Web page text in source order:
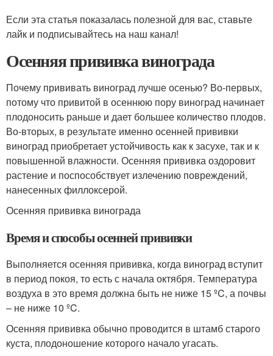
Если эта статья показалась полезной для вас, ставьте
лайк и подписывайтесь на наш канал!
Осенняя прививка винограда
Почему прививать виноград лучше осенью? Во-первых,
потому что привитой в осеннюю пору виноград начинает
плодоносить раньше и дает большее количество плодов.
Во-вторых, в результате именно осенней прививки
виноград приобретает устойчивость как к засухе, так и к
повышенной влажности. Осенняя прививка оздоровит
растение и поспособствует излечению повреждений,
нанесенных филлоксерой.
Осенняя прививка винограда
Время и способы осенней прививки
Выполняется осенняя прививка, когда виноград вступит
в период покоя, то есть с начала октября. Температура
воздуха в это время должна быть не ниже 15 ºC, а почвы
– не ниже 10 ºC.
Осенняя прививка обычно проводится в штамб старого
куста, плодоношение которого начало угасать.